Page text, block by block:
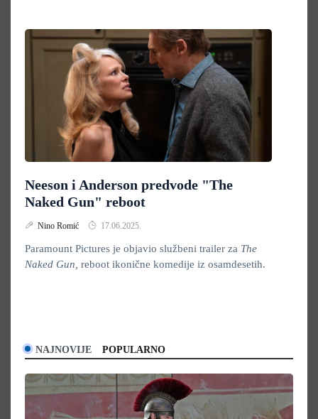
Neeson i Anderson predvode "The
Naked Gun" reboot
Nino Romić 17.06.2025.
Paramount Pictures je objavio službeni trailer za The
Naked Gun, reboot ikonične komedije iz osamdesetih.
NAJNOVIJE POPULARNO